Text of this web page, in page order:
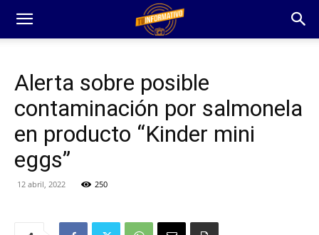
Alerta sobre posible
contaminación por salmonela
en producto “Kinder mini
eggs”
12 abril, 2022 250